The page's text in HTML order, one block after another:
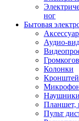
ног
Бытовая
Аудио-
Колонки
Наушники
Планшет,
Пульт